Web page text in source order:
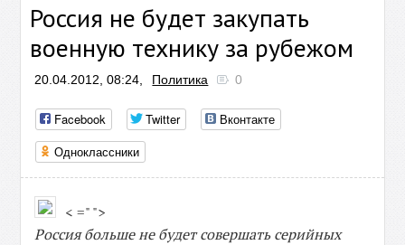
Россия не будет закупать
военную технику за рубежом
20.04.2012, 08:24, Политика 0
Facebook Twitter
Вконтакте
Одноклассники
< =" ">
Россия больше не будет совершать серийных